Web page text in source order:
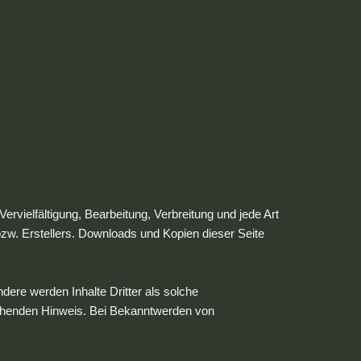
Bearbeitung, Verbreitung und jede Art
Erstellers. Downloads und Kopien dieser Seite
werden Inhalte Dritter als solche
Hinweis. Bei Bekanntwerden von